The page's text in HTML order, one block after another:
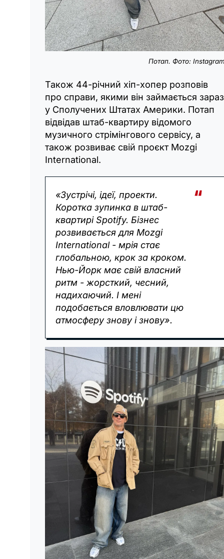
Потап. Фото:
Також 44-річний хіп-хопер розповів
про справи, якими він займається зараз
у Сполучених Штатах Америки. Потап
відвідав штаб-квартиру відомого
музичного стрімінгового сервісу, а
також розвиває свій проєкт Mozgi
International.
«Зустрічі, ідеї, проекти.
Коротка зупинка в штаб-
квартирі Spotify. Бізнес
розвивається для Mozgi
International - мрія стає
глобальною, крок за кроком.
Нью-Йорк має свій власний
ритм - жорсткий, чесний,
надихаючий. І мені
подобається вловлювати цю
атмосферу знову і знову».